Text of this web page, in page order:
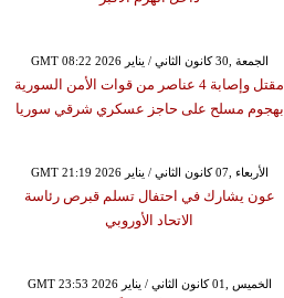
GMT 08:22 2026 الجمعة ,30 كانون الثاني / يناير
مقتل وإصابة 4 عناصر من قوات الأمن السورية
بهجوم مسلح على حاجز عسكري شرقي سوريا
GMT 21:19 2026 الأربعاء ,07 كانون الثاني / يناير
عون يشارك في احتفال تسلم قبرص رئاسة
الاتحاد الأوروبي
GMT 23:53 2026 الخميس ,01 كانون الثاني / يناير